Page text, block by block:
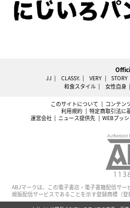
JJ CLASSY. VERY STORY
和食スタイル
女性自身
このサイトについて コンテン
利用規約
特定商取引法に
運営会社
ニュース提供先 WEBプッ
ABJマークは、この電子書店・電子書籍配信サ
規版配信サービスであることを示す登録商標（登